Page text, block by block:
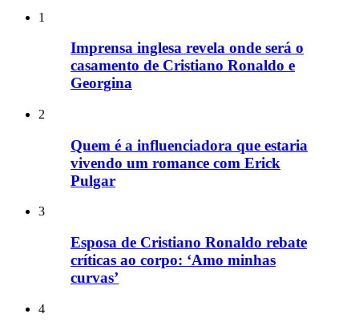
1
Imprensa inglesa revela onde será o
casamento de Cristiano Ronaldo e
Georgina
2
Quem é a influenciadora que estaria
vivendo um romance com Erick
Pulgar
3
Esposa de Cristiano Ronaldo rebate
críticas ao corpo: ‘Amo minhas
curvas’
4